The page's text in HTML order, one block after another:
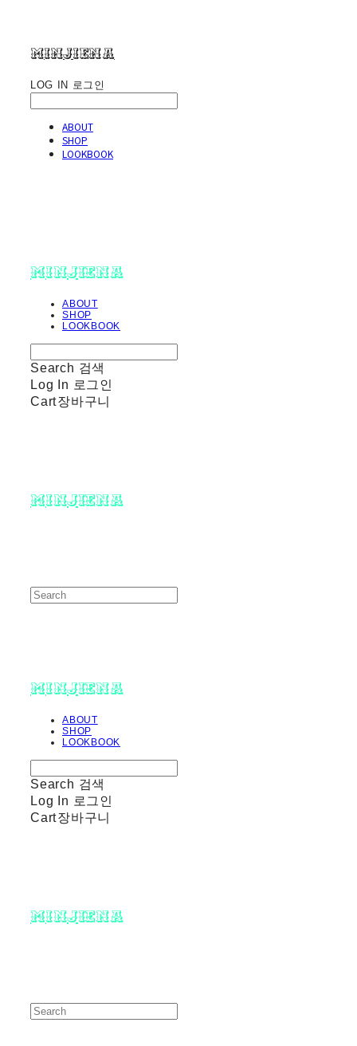
minjiena
LOG IN 로그인
ABOUT
SHOP
LOOKBOOK
minjiena
ABOUT
SHOP
LOOKBOOK
Search 검색
Log In 로그인
Cart장바구니
minjiena
minjiena
ABOUT
SHOP
LOOKBOOK
Search 검색
Log In 로그인
Cart장바구니
minjiena